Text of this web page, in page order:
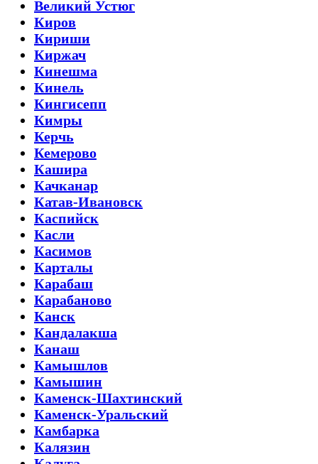
Великий Устюг
Киров
Кириши
Киржач
Кинешма
Кинель
Кингисепп
Кимры
Керчь
Кемерово
Кашира
Качканар
Катав-Ивановск
Каспийск
Касли
Касимов
Карталы
Карабаш
Карабаново
Канск
Кандалакша
Канаш
Камышлов
Камышин
Каменск-Шахтинский
Каменск-Уральский
Камбарка
Калязин